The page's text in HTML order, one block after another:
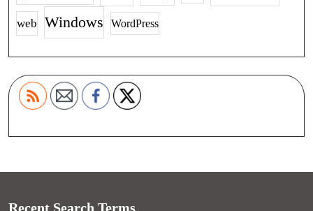
web Windows WordPress
Recent Search Terms